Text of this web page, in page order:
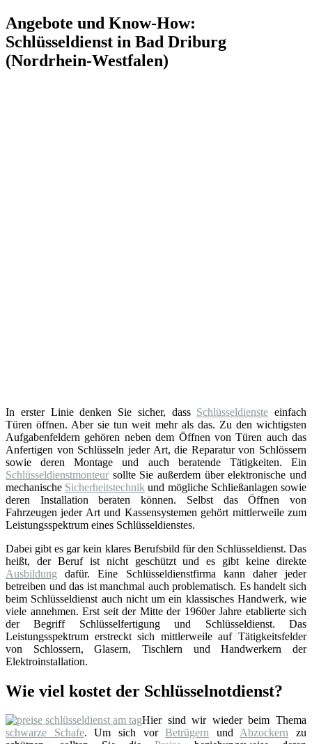
Angebote und Know-How:
Schlüsseldienst in Bad Driburg
(Nordrhein-Westfalen)
In erster Linie denken Sie sicher, dass Schlüsseldienste einfach
Türen öffnen. Aber sie tun weit mehr als das. Zu den wichtigsten
Aufgabenfeldern gehören neben dem Öffnen von Türen auch das
Anfertigen von Schlüsseln jeder Art, die Reparatur von Schlössern
sowie deren Montage und auch beratende Tätigkeiten. Ein
Schlüsseldienstmonteur sollte Sie außerdem über elektronische und
mechanische Sicherheitstechnik und mögliche Schließanlagen sowie
deren Installation beraten können. Selbst das Öffnen von
Fahrzeugen jeder Art und Kassensystemen gehört mittlerweile zum
Leistungsspektrum eines Schlüsseldienstes.
Dabei gibt es gar kein klares Berufsbild für den Schlüsseldienst. Das
heißt, der Beruf ist nicht geschützt und es gibt keine direkte
Ausbildung dafür. Eine Schlüsseldienstfirma kann daher jeder
betreiben und das ist manchmal auch problematisch. Es handelt sich
beim Schlüsseldienst auch nicht um ein klassisches Handwerk, wie
viele annehmen. Erst seit der Mitte der 1960er Jahre etablierte sich
der Begriff Schlüsselfertigung und Schlüsseldienst. Das
Leistungsspektrum erstreckt sich mittlerweile auf Tätigkeitsfelder
von Schlossern, Glasern, Tischlern und Handwerkern der
Elektroinstallation.
Wie viel kostet der Schlüsselnotdienst?
Hier sind wir wieder beim Thema
schwarze Schafe. Um sich vorBetrügern undAbzockern zu